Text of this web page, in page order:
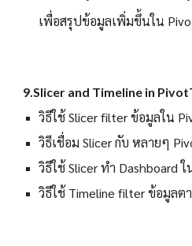
เพื่อสรุปข้อมูลเพิ่มขึ้นใน
9.Slicer and Timeline in
วิธีใช้ Slicer filter ข้อมูลใน
วิธีเชื่อม Slicer กับ หลายๆ
วิธีใช้ Slicer ทำ Dashboard
วิธีใช้ Timeline filter ข้อมูลต